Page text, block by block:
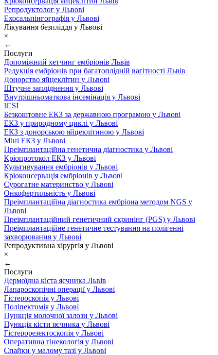
Репродуктолог у Львові
Ехосальпінгографія у Львові
Лікування безпліддя у Львові
×
←
Послуги
Допоміжний хетчинг ембріонів Львів
Редукція ембріонів при багатоплідній вагітності Львів
Донорство яйцеклітин у Львові
Штучне запліднення у Львові
Внутрішньоматкова інсемінація у Львові
ICSI
Безкоштовне ЕКЗ за державною програмою у Львові
ЕКЗ у природному циклі у Львові
ЕКЗ з донорською яйцеклітиною у Львові
Міні ЕКЗ у Львові
Преімплантаційна генетична діагностика у Львові
Кріопротокол ЕКЗ у Львові
Культивування ембріонів у Львові
Кріоконсервація ембріонів у Львові
Сурогатне материнство у Львові
Онкофертильність у Львові
Преімплантаційна діагностика ембріона методом NGS у
Львові
Преімплантаційний генетичний скринінг (PGS) у Львові
Преімплантаційне генетичне тестування на полігенні
захворювання у Львові
Репродуктивна хірургія у Львові
×
←
Послуги
Дермоїдна кіста яєчника Львів
Лапароскопічні операції у Львові
Гістероскопія у Львові
Поліпектомія у Львові
Пункція молочної залози у Львові
Пункція кісти яєчника у Львові
Гістерорезектоскопія у Львові
Оперативна гінекологія у Львові
Спайки у малому тазі у Львові